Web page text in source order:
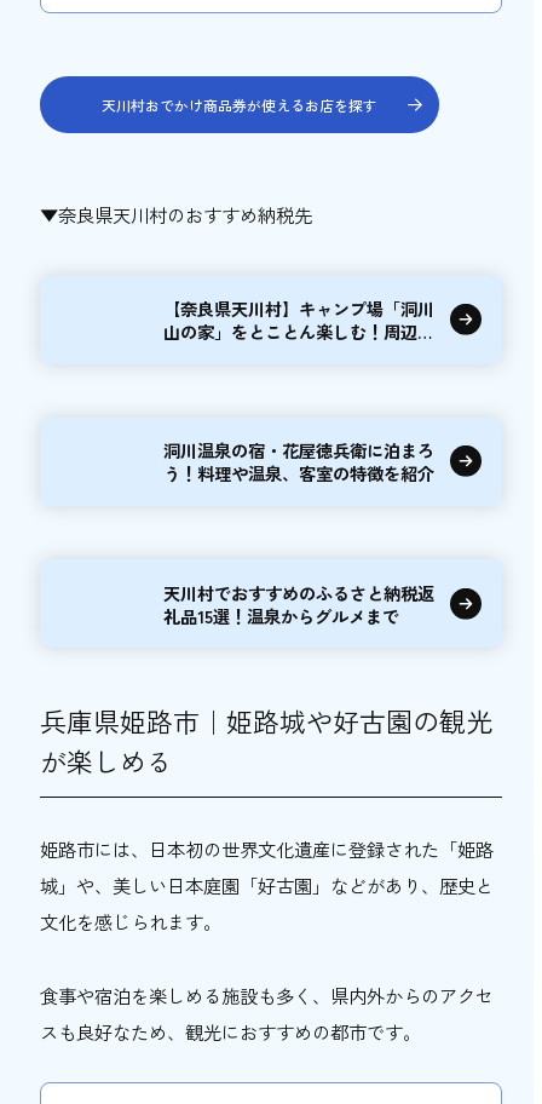
天川村おでかけ商品券が使えるお店を探す
▼奈良県天川村のおすすめ納税先
【奈良県天川村】キャンプ場「洞川
山の家」をとことん楽しむ！周辺の
洞川温泉の宿・花屋徳兵衛に泊まろ
う！料理や温泉、客室の特徴を紹介
天川村でおすすめのふるさと納税返
礼品15選！温泉からグルメまで
兵庫県姫路市｜姫路城や好古園の観光
が楽しめる
姫路市には、日本初の世界文化遺産に登録された「姫路
城」や、美しい日本庭園「好古園」などがあり、歴史と
文化を感じられます。
食事や宿泊を楽しめる施設も多く、県内外からのアクセ
スも良好なため、観光におすすめの都市です。